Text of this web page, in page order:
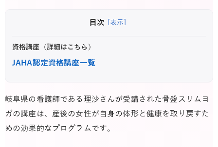
目次 [表示]
資格講座（詳細はこちら）
JAHA認定資格講座一覧
岐阜県の看護師である理沙さんが受講された骨盤スリムヨ
ガの講座は、産後の女性が自身の体形と健康を取り戻すた
めの効果的なプログラムです。